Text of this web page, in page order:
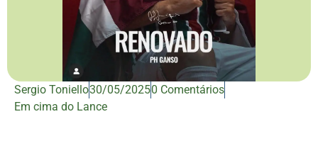
Sergio Toniello30/05/20250 Comentários
Em cima do Lance